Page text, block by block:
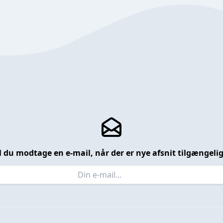
du modtage en e-mail, når der er nye afsnit